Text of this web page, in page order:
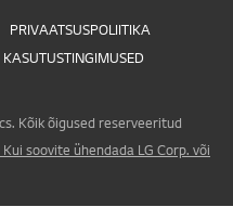
PRIVAATSUSPOLIITIKA
KASUTUSTINGIMUSED
Kõik õigused reserveeritud
soovite ühendada LG Corp. või